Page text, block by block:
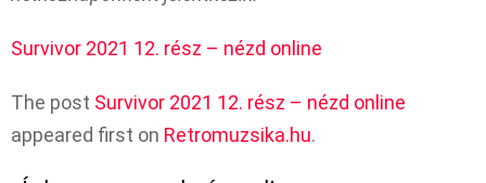
Survivor 2021 12. rész – nézd online
The post Survivor 2021 12. rész – nézd online
appeared first on Retromuzsika.hu.